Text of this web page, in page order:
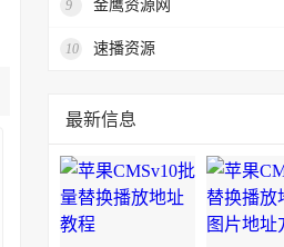
9 金鹰资源网
10 速播资源
最新信息